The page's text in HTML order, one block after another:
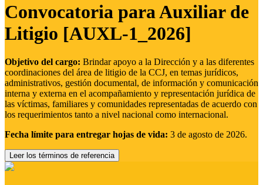
Convocatoria para Auxiliar de
Litigio [AUXL-1_2026]
Objetivo del cargo: Brindar apoyo a la Dirección y a las diferentes
coordinaciones del área de litigio de la CCJ, en temas jurídicos,
administrativos, gestión documental, de información y comunicación
interna y externa en el acompañamiento y representación jurídica de
las víctimas, familiares y comunidades representadas de acuerdo con
los requerimientos tanto a nivel nacional como internacional.
Fecha límite para entregar hojas de vida: 3 de agosto de 2026.
Leer los términos de referencia